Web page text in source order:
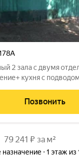
2 зала с двумя
кухня с
счетчики,
Позвонить
79 241 ₽ за м²
назначение 1 этаж из